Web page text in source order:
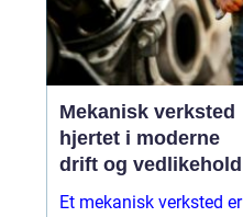
Mekanisk verksted
hjertet i moderne
drift og vedlikehold
Et mekanisk verksted er